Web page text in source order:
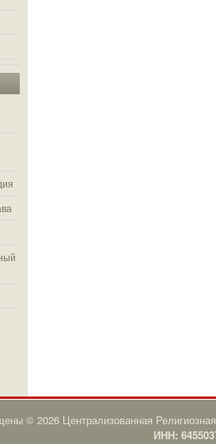
© 2026 Централизованная
ИНН: